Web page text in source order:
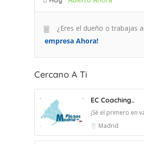
¿Eres el dueño o trabajas
empresa Ahora!
Cercano A Ti
EC Coaching..
¡Sé el primero en
Madrid